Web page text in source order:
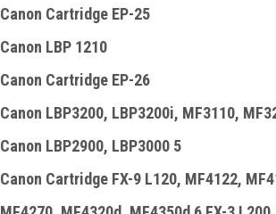
Canon Cartridge EP-25
Canon LBP 1210
Canon Cartridge EP-26
Canon LBP3200, LBP3200i, MF3110,
Canon LBP2900, LBP3000 5
Canon Cartridge FX-9 L120, MF4122,